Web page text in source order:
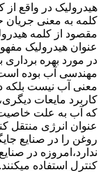
هیدرولیک در واقع
کلمه به معنی
مقصود از کلمه
عنوان هیدرولیک
در مورد بهره
مهندسی آب بوده
معنی آب نیست بلکه
کاربرد مایعات
که آب به علت خاصیت
عنوان انرژی منتقل
روغن را در صنایع
ندارد،امروزه در
کنترل استفاده میکنند.